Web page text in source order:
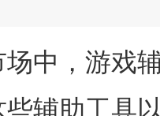
中，游戏
辅助工具